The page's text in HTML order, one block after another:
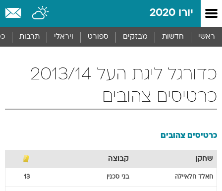
יורו 2020
ראשי חדשות מבזקים ספורט ויראלי תרבות
כדורגל ליגת העל 2013/14
כרטיסים צהובים
כרטיסים צהובים
שחקן קבוצה
חאלד חלאיילה בני סכנין 13